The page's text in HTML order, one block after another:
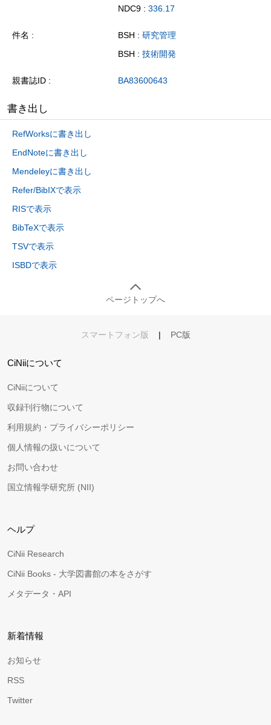
NDC9 : 336.17
件名 BSH : 研究管理
BSH : 技術開発
親書誌ID BA83600643
書き出し
RefWorksに書き出し
EndNoteに書き出し
Mendeleyに書き出し
Refer/BibIXで表示
RISで表示
BibTeXで表示
TSVで表示
ISBDで表示
ページトップへ
スマートフォン版 | PC版
CiNiiについて
CiNiiについて
収録刊行物について
利用規約・プライバシーポリシー
個人情報の扱いについて
お問い合わせ
国立情報学研究所 (NII)
ヘルプ
CiNii Research
CiNii Books - 大学図書館の本をさがす
メタデータ・API
新着情報
お知らせ
RSS
Twitter